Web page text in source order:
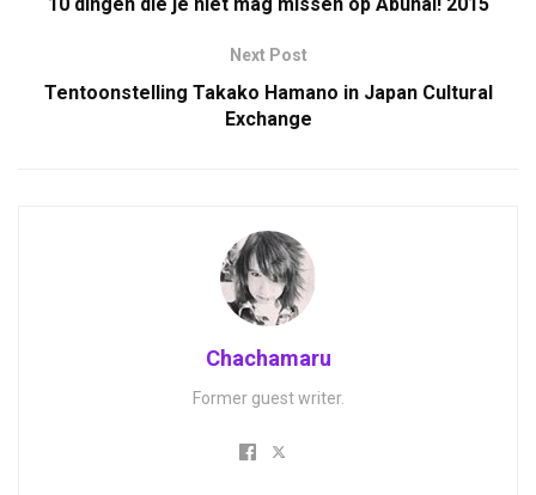
Next Post
Tentoonstelling Takako Hamano in Japan Cultural
Exchange
Chachamaru
Former guest writer.